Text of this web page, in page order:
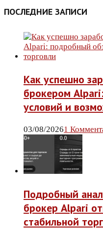
ПОСЛЕДНИЕ ЗАПИСИ
Как успешно
брокером
условий и
03/08/20261
Подробный
брокер Alpari
стабильной